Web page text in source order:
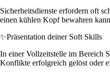
Sicherheitsdienste erfordern oft
einen kühlen Kopf bewahren
✨Präsentation deiner Soft Skills
In einer Vollzeitstelle im Bereich
Konflikte erfolgreich gelöst oder